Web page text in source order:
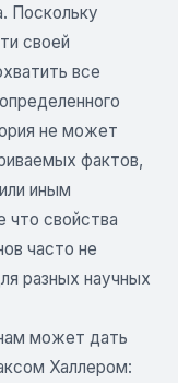
Поскольку
своей
все
не может
фактов,
иным
что свойства
часто не
разных научных
может дать
Халлером: